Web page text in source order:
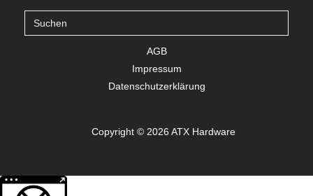
Suche
nach:
AGB
Impressum
Datenschutzerklärung
Copyright © 2026 ATX Hardware
Weitere Informationen über den gesperrten Inhalt.